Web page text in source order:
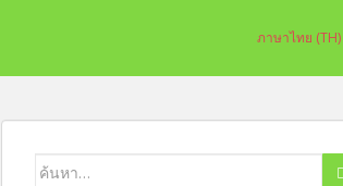
ภาษาไทย (TH)
ค้นหา: